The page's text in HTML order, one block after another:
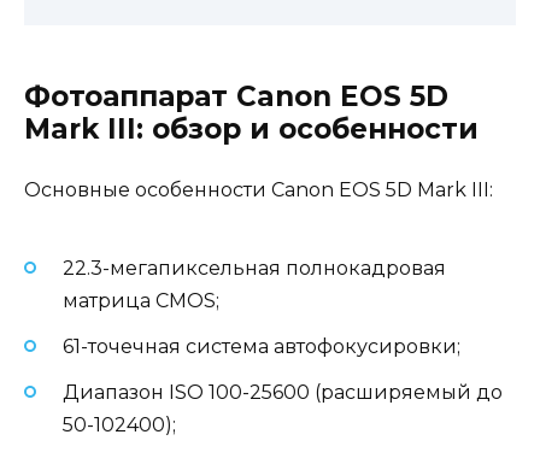
Фотоаппарат Canon EOS 5D
Mark III: обзор и особенности
Основные особенности Canon EOS 5D Mark III:
22.3-мегапиксельная полнокадровая
матрица CMOS;
61-точечная система автофокусировки;
Диапазон ISO 100-25600 (расширяемый до
50-102400);